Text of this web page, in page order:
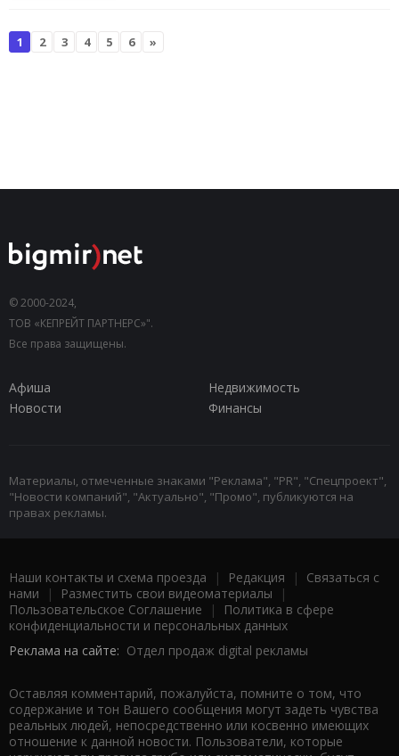
1 2 3 4 5 6 »
© 2000-2024,
ТОВ «КЕПРЕЙТ ПАРТНЕРС»".
Все права защищены.
Афиша
Недвижимость
Новости
Финансы
Материалы, отмеченные знаками "Реклама", "PR", "Спецпроект",
"Новости компаний", "Актуально", "Промо", публикуются на
правах рекламы.
Наши контакты и схема проезда | Редакция | Связаться с
нами | Разместить свои видеоматериалы |
Пользовательское Соглашение |
Политика в сфере
конфиденциальности и персональных данных
Реклама на сайте: Отдел продаж digital рекламы
Оставляя комментарий, пожалуйста, помните о том, что
содержание и тон Вашего сообщения могут задеть чувства
реальных людей, непосредственно или косвенно имеющих
отношение к данной новости. Пользователи, которые